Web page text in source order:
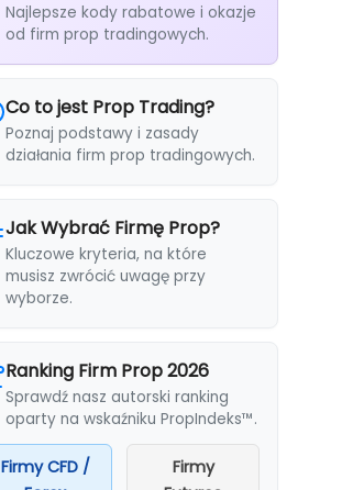
Najlepsze kody rabatowe i okazje
od firm prop tradingowych.
Co to jest Prop Trading?
Poznaj podstawy i zasady
działania firm prop tradingowych.
Jak Wybrać Firmę Prop?
Kluczowe kryteria, na które
musisz zwrócić uwagę przy
wyborze.
Ranking Firm Prop 2026
Sprawdź nasz autorski ranking
oparty na wskaźniku PropIndeks™.
Firmy CFD /
Firmy